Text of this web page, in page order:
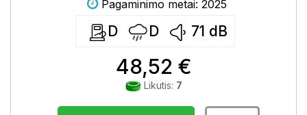
Pagaminimo metai: 2025
D D 71 dB
48,52 €
Likutis: 7